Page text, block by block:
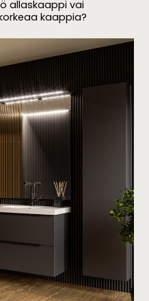
allaskaappi vai
kaappia?